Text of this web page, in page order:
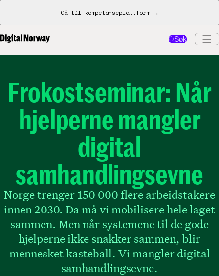
Gå til kompetanseplattform →
Søk
Frokostseminar: Når
hjelperne mangler
digital
samhandlingsevne
Norge trenger 150 000 flere arbeidstakere
innen 2030. Da må vi mobilisere hele laget
sammen. Men når systemene til de gode
hjelperne ikke snakker sammen, blir
mennesket kasteball. Vi mangler digital
samhandlingsevne.